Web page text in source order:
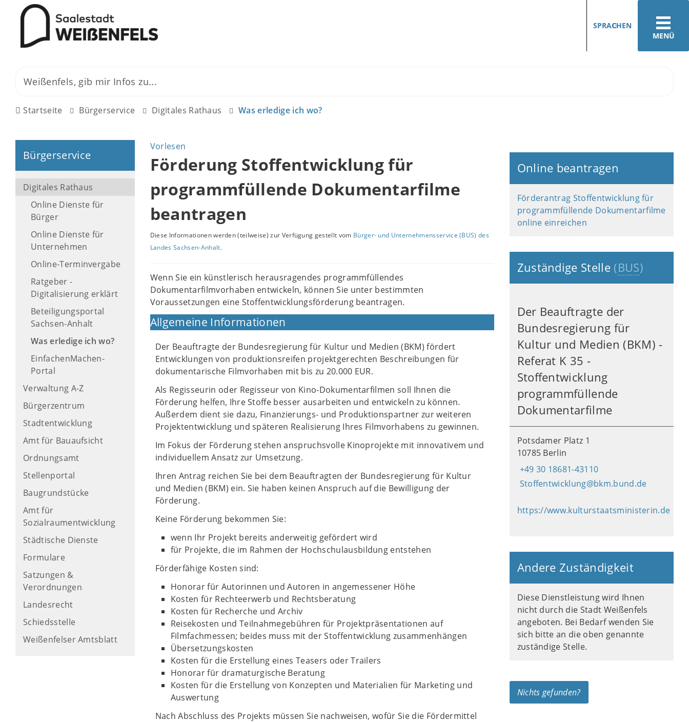
MENÜ
SPRACHEN
Startseite Bürgerservice Digitales Rathaus Was erledige ich wo?
Bürgerservice
Digitales Rathaus
Online Dienste für
Bürger
Online Dienste für
Unternehmen
Online-Terminvergabe
Ratgeber -
Digitalisierung erklärt
Beteiligungsportal
Sachsen-Anhalt
Was erledige ich wo?
EinfachenMachen-
Portal
Verwaltung A-Z
Bürgerzentrum
Stadtentwicklung
Amt für Bauaufsicht
Ordnungsamt
Stellenportal
Baugrundstücke
Amt für
Sozialraumentwicklung
Städtische Dienste
Formulare
Satzungen &
Verordnungen
Landesrecht
Schiedsstelle
Weißenfelser Amtsblatt
Vorlesen
Förderung Stoffentwicklung für
programmfüllende Dokumentarfilme
beantragen
Diese Informationen werden (teilweise) zur Verfügung gestellt vom Bürger- und Unternehmensservice (BUS) des
Landes Sachsen-Anhalt.
Wenn Sie ein künstlerisch herausragendes programmfüllendes
Dokumentarfilmvorhaben entwickeln, können Sie unter bestimmten
Voraussetzungen eine Stoffentwicklungsförderung beantragen.
Allgemeine Informationen
Der Beauftragte der Bundesregierung für Kultur und Medien (BKM) fördert
Entwicklungen von produktionsreifen projektgerechten Beschreibungen für
dokumentarische Filmvorhaben mit bis zu 20.000 EUR.
Als Regisseurin oder Regisseur von Kino-Dokumentarfilmen soll Ihnen die
Förderung helfen, Ihre Stoffe besser ausarbeiten und entwickeln zu können.
Außerdem dient sie dazu, Finanzierungs- und Produktionspartner zur weiteren
Projektentwicklung und späteren Realisierung Ihres Filmvorhabens zu gewinnen.
Im Fokus der Förderung stehen anspruchsvolle Kinoprojekte mit innovativem und
individuellem Ansatz zur Umsetzung.
Ihren Antrag reichen Sie bei dem Beauftragten der Bundesregierung für Kultur
und Medien (BKM) ein. Sie haben keinen Anspruch auf die Bewilligung der
Förderung.
Keine Förderung bekommen Sie:
wenn Ihr Projekt bereits anderweitig gefördert wird
für Projekte, die im Rahmen der Hochschulausbildung entstehen
Förderfähige Kosten sind:
Honorar für Autorinnen und Autoren in angemessener Höhe
Kosten für Rechteerwerb und Rechtsberatung
Kosten für Recherche und Archiv
Reisekosten und Teilnahmegebühren für Projektpräsentationen auf
Filmfachmessen; beides muss mit der Stoffentwicklung zusammenhängen
Übersetzungskosten
Kosten für die Erstellung eines Teasers oder Trailers
Honorar für dramaturgische Beratung
Kosten für die Erstellung von Konzepten und Materialien für Marketing und
Auswertung
Nach Abschluss des Projekts müssen Sie nachweisen, wofür Sie die Fördermittel
Online beantragen
Förderantrag Stoffentwicklung für
programmfüllende Dokumentarfilme
online einreichen
Zuständige Stelle (BUS)
Der Beauftragte der
Bundesregierung für
Kultur und Medien (BKM) -
Referat K 35 -
Stoffentwicklung
programmfüllende
Dokumentarfilme
Potsdamer Platz 1
10785 Berlin
+49 30 18681-43110
Stoffentwicklung@bkm.bund.de
https://www.kulturstaatsministerin.de
Andere Zuständigkeit
Diese Dienstleistung wird Ihnen
nicht durch die Stadt Weißenfels
angeboten. Bei Bedarf wenden Sie
sich bitte an die oben genannte
zuständige Stelle.
Nichts gefunden?